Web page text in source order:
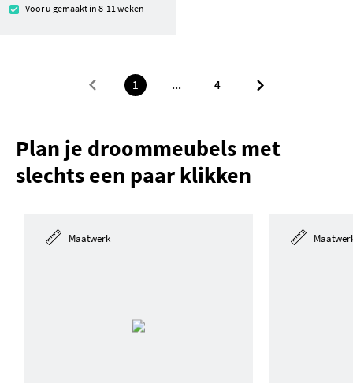
Voor u gemaakt in 8-11 weken
1 ... 4
Plan je droommeubels met
slechts een paar klikken
Maatwerk